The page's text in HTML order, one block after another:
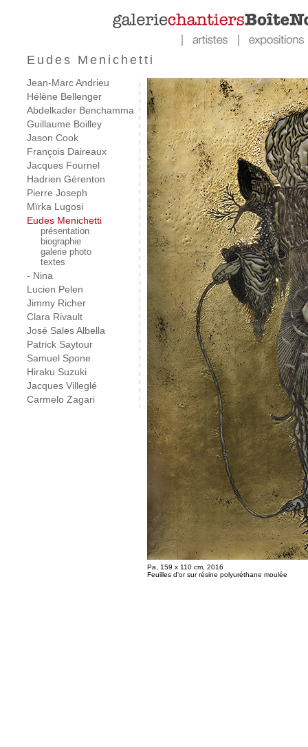
Eudes Menichetti
Jean-Marc Andrieu
Hélène Bellenger
Abdelkader Benchamma
Guillaume Boilley
Jason Cook
François Daireaux
Jacques Fournel
Hadrien Gérenton
Pierre Joseph
Mïrka Lugosi
Eudes Menichetti
présentation
biographie
galerie photo
textes
- Nina
Lucien Pelen
Jimmy Richer
Clara Rivault
José Sales Albella
Patrick Saytour
Samuel Spone
Hiraku Suzuki
Jacques Villeglé
Carmelo Zagari
Pa, 159 x 110 cm, 2016
Feuilles d'or sur résine polyuréthane moulée